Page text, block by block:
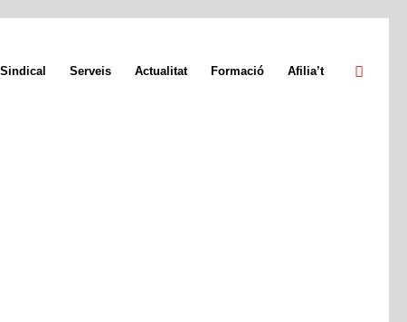
Serveis Actualitat Formació Afilia’t